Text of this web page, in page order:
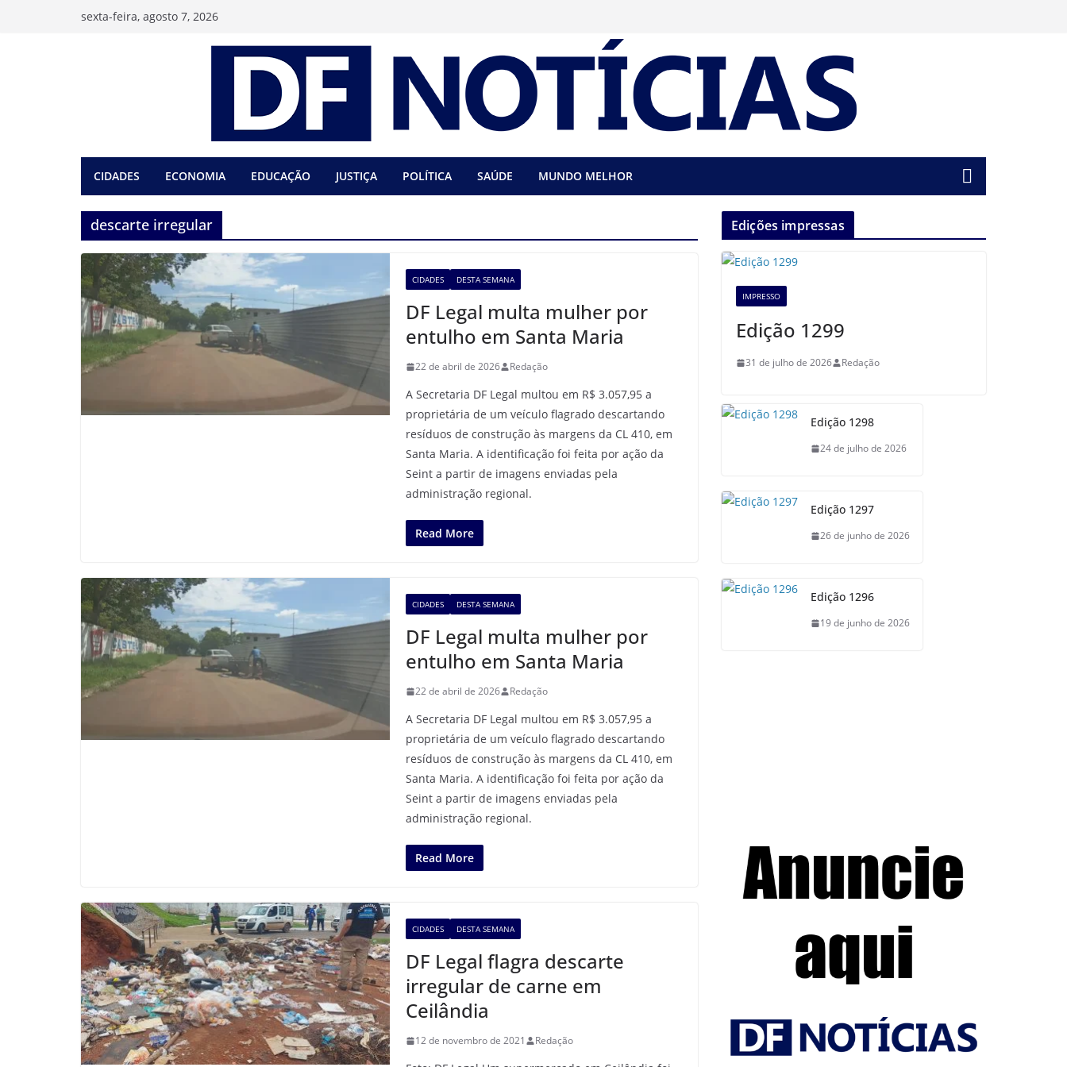
sexta-feira, agosto 7, 2026
CIDADES ECONOMIA EDUCAÇÃO JUSTIÇA POLÍTICA SAÚDE MUNDO MELHOR
descarte irregular
CIDADES DESTA SEMANA
DF Legal multa mulher por
entulho em Santa Maria
22 de abril de 2026 Redação
A Secretaria DF Legal multou em R$ 3.057,95 a
proprietária de um veículo flagrado descartando
resíduos de construção às margens da CL 410, em
Santa Maria. A identificação foi feita por ação da
Seint a partir de imagens enviadas pela
administração regional.
Read More
CIDADES DESTA SEMANA
DF Legal multa mulher por
entulho em Santa Maria
22 de abril de 2026 Redação
A Secretaria DF Legal multou em R$ 3.057,95 a
proprietária de um veículo flagrado descartando
resíduos de construção às margens da CL 410, em
Santa Maria. A identificação foi feita por ação da
Seint a partir de imagens enviadas pela
administração regional.
Read More
CIDADES DESTA SEMANA
DF Legal flagra descarte
irregular de carne em
Ceilândia
12 de novembro de 2021 Redação
Edições impressas
IMPRESSO
Edição 1299
31 de julho de 2026 Redação
Edição 1298
24 de julho de 2026
Edição 1297
26 de junho de 2026
Edição 1296
19 de junho de 2026